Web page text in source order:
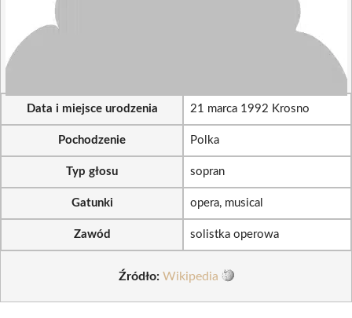
Data i miejsce urodzenia 21 marca 1992 Krosno
Pochodzenie Polka
Typ głosu sopran
Gatunki opera, musical
Zawód solistka operowa
Źródło: Wikipedia